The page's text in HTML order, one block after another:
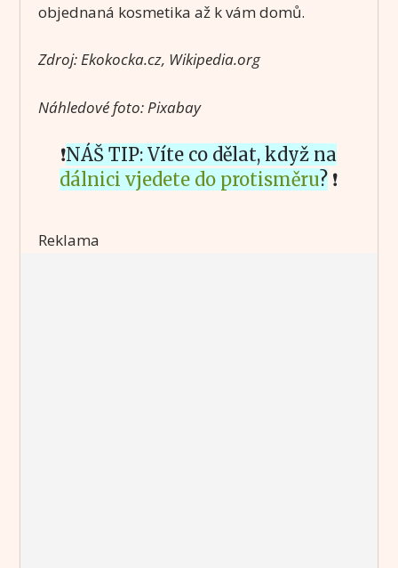
objednaná kosmetika až k vám domů.
Zdroj: Ekokocka.cz, Wikipedia.org
Náhledové foto: Pixabay
❗NÁŠ TIP: Víte co dělat, když na
dálnici vjedete do protisměru? ❗
Reklama